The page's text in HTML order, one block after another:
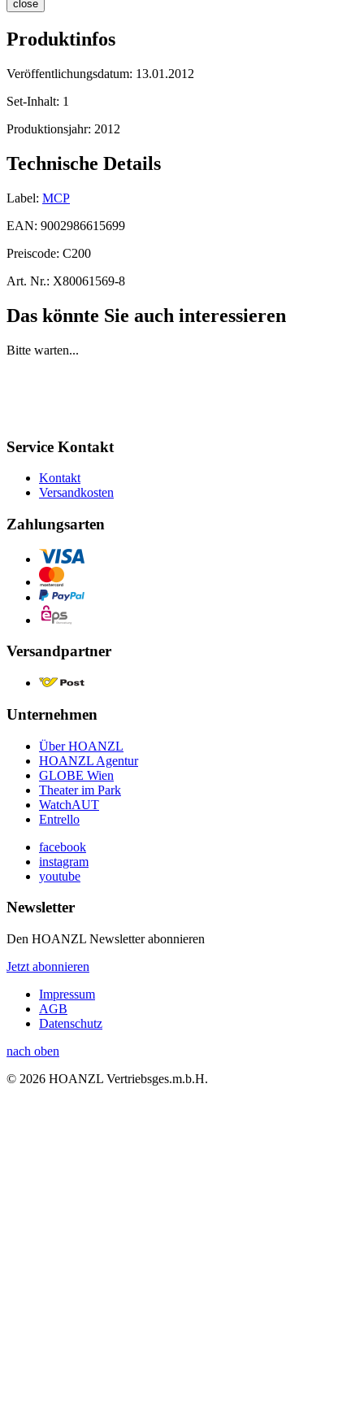
close
Produktinfos
Veröffentlichungsdatum: 13.01.2012
Set-Inhalt: 1
Produktionsjahr: 2012
Technische Details
Label: MCP
EAN: 9002986615699
Preiscode: C200
Art. Nr.: X80061569-8
Das könnte Sie auch interessieren
Bitte warten...
Service Kontakt
Kontakt
Versandkosten
Zahlungsarten
Versandpartner
Unternehmen
Über HOANZL
HOANZL Agentur
GLOBE Wien
Theater im Park
WatchAUT
Entrello
facebook
instagram
youtube
Newsletter
Den HOANZL Newsletter abonnieren
Jetzt abonnieren
Impressum
AGB
Datenschutz
nach oben
© 2026 HOANZL Vertriebsges.m.b.H.